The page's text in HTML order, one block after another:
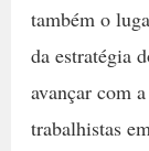
também o
da estratégia
avançar com
trabalhistas